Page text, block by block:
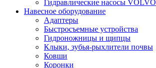
Гидравлические насосы VOLVO
Навесное оборудование
Адаптеры
Быстросъемные устройства
Гидроножницы и щипцы
Клыки, зубья-рыхлители почвы
Ковши
Коронки